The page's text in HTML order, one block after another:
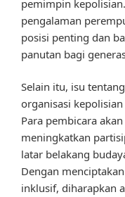
pemimpin
pengalaman
posisi penting dan
panutan bagi
Selain itu, isu
organisasi
Para pembicara
meningkatkan
latar belakang
Dengan
inklusif, diharapkan